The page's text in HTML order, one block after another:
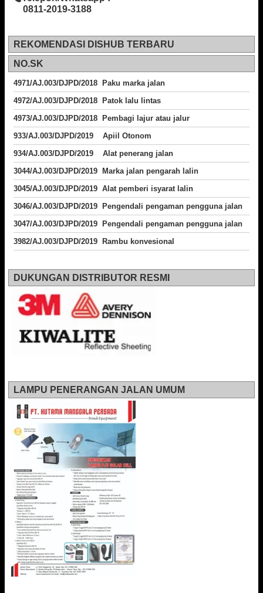
0811-2019-3188
REKOMENDASI DISHUB TERBARU
NO.SK
4971/AJ.003/DJPD/2018 Paku marka jalan
4972/AJ.003/DJPD/2018 Patok lalu lintas
4973/AJ.003/DJPD/2018
Pembagi lajur atau jalur
933/AJ.003/DJPD/2019 Apiil Otonom
934/AJ.003/DJPD/2019 Alat penerang jalan
3044/AJ.003/DJPD/2019 Marka jalan pengarah lalin
3045/AJ.003/DJPD/2019 Alat pemberi isyarat lalin
3046/AJ.003/DJPD/2019 Pengendali pengaman pengguna jalan
3047/AJ.003/DJPD/2019 Pengendali pengaman pengguna jalan
3982/AJ.003/DJPD/2019 Rambu konvesional
DUKUNGAN DISTRIBUTOR RESMI
LAMPU PENERANGAN JALAN UMUM